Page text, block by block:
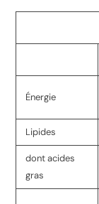
Énergie
Lipides
dont acides
gras